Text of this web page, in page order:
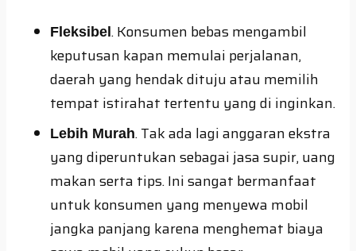
Fleksibel. Konsumen bebas mengambil
keputusan kapan memulai perjalanan,
daerah yang hendak dituju atau memilih
tempat istirahat tertentu yang di inginkan.
Lebih Murah. Tak ada lagi anggaran ekstra
yang diperuntukan sebagai jasa supir, uang
makan serta tips. Ini sangat bermanfaat
untuk konsumen yang menyewa mobil
jangka panjang karena menghemat biaya